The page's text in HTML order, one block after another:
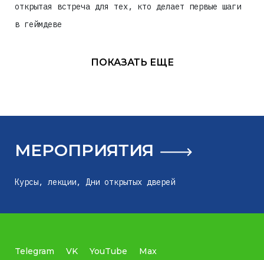
открытая встреча для тех, кто делает первые шаги
в геймдеве
ПОКАЗАТЬ ЕЩЕ
МЕРОПРИЯТИЯ
Курсы, лекции, Дни открытых дверей
Telegram VK YouTube Max